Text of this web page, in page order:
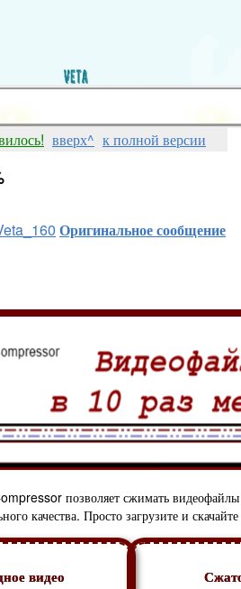
вверх^ к полной версии
Оригинальное сообщение
позволяет сжимать
качества. Просто загрузите и
видео